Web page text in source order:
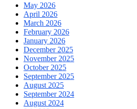
May 2026
April 2026
March 2026
February 2026
January 2026
December 2025
November 2025
October 2025
September 2025
August 2025
September 2024
August 2024